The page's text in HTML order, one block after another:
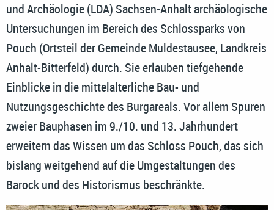
und Archäologie (LDA) Sachsen-Anhalt archäologische
Untersuchungen im Bereich des Schlossparks von
Pouch (Ortsteil der Gemeinde Muldestausee, Landkreis
Anhalt-Bitterfeld) durch. Sie erlauben tiefgehende
Einblicke in die mittelalterliche Bau- und
Nutzungsgeschichte des Burgareals. Vor allem Spuren
zweier Bauphasen im 9./10. und 13. Jahrhundert
erweitern das Wissen um das Schloss Pouch, das sich
bislang weitgehend auf die Umgestaltungen des
Barock und des Historismus beschränkte.